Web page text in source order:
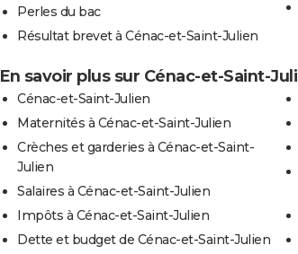
Perles du bac
Résultat brevet à Cénac-et-Saint-Julien
En savoir plus sur Cénac-et-Saint-
Cénac-et-Saint-Julien
Maternités à Cénac-et-Saint-Julien
Crèches et garderies à Cénac-et-Saint-
Julien
Salaires à Cénac-et-Saint-Julien
Impôts à Cénac-et-Saint-Julien
Dette et budget de Cénac-et-Saint-Julien